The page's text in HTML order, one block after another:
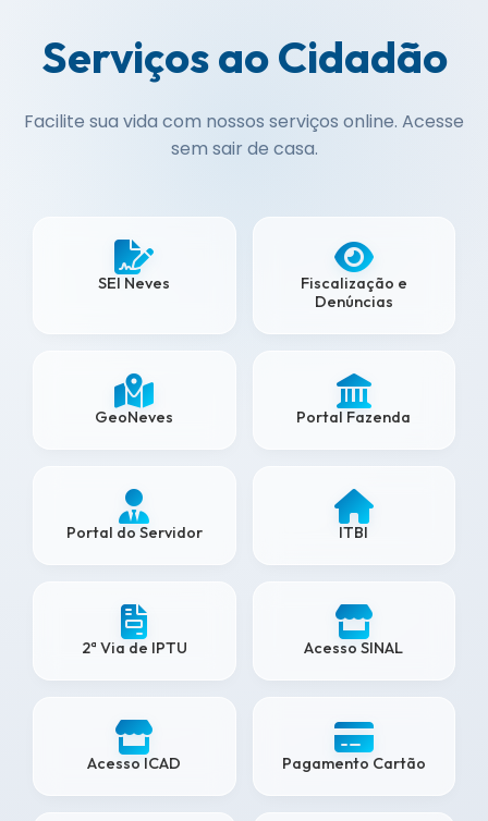
Serviços ao Cidadão
Facilite sua vida com nossos serviços online. Acesse
sem sair de casa.
SEI Neves
Fiscalização e
Denúncias
GeoNeves Portal Fazenda
Portal do Servidor ITBI
2ª Via de IPTU Acesso SINAL
Acesso ICAD Pagamento Cartão